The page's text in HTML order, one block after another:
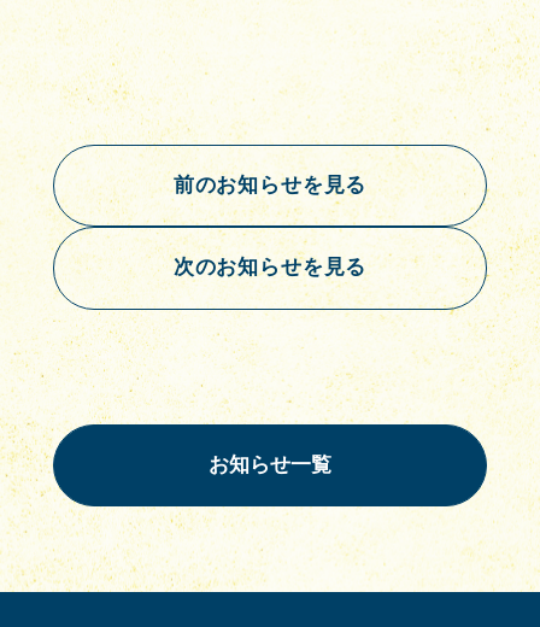
前のお知らせを見る
次のお知らせを見る
お知らせ一覧